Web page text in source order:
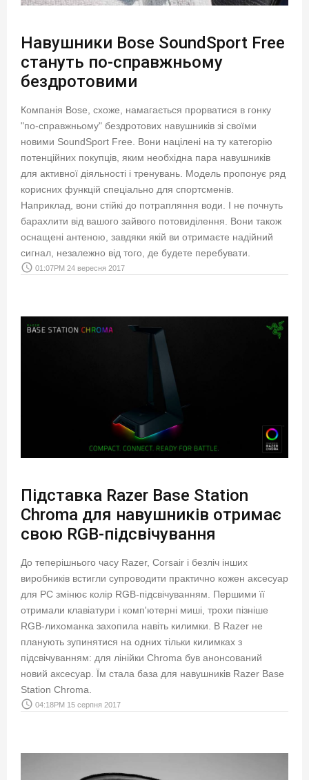
Навушники Bose SoundSport Free
стануть по-справжньому
бездротовими
Компанія Bose, схоже, намагається прорватися в гонку
"по-справжньому" бездротових навушників зі своїми
новими SoundSport Free. Вони націлені на ту категорію
потенційних покупців, яким необхідна пара навушників
для активної діяльності і тренувань. Модель пропонує ряд
корисних функцій спеціально для спортсменів.
Наприклад, вони стійкі до потрапляння води. І не почнуть
барахлити від вашого зайвого потовиділення. Вони також
оснащені антеною, завдяки якій ви отримаєте надійний
сигнал, незалежно від того, де будете перебувати.
access_time 01:07PM 24 вересня 2017
Підставка Razer Base Station
Chroma для навушників отримає
свою RGB-підсвічування
До теперішнього часу Razer, Corsair і безліч інших
виробників встигли супроводити практично кожен аксесуар
для PC змінює колір RGB-підсвічуванням. Першими її
отримали клавіатури і комп'ютерні миші, трохи пізніше
RGB-лихоманка захопила навіть килимки. В Razer не
планують зупинятися на одних тільки килимках з
підсвічуванням: для лінійки Chroma був анонсований
новий аксесуар. Їм стала база для навушників Razer Base
Station Chroma.
access_time 04:18PM 15 серпня 2017